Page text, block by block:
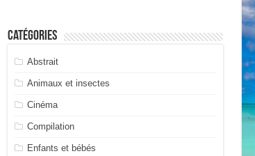
Catégories
Abstrait
Animaux et insectes
Cinéma
Compilation
Enfants et bébés